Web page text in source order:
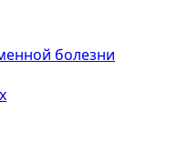
болезни